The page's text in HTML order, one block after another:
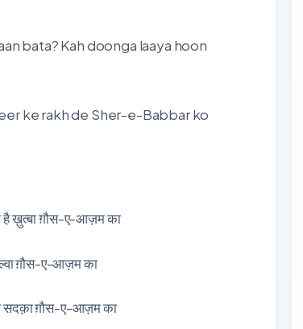
bata? Kah doonga laaya hoon
ke rakh de Sher-e-Babbar ko
है ख़ुत्बा ग़ौस-ए-आज़म का
ग़ौस-ए-आज़म का
सदक़ा ग़ौस-ए-आज़म का